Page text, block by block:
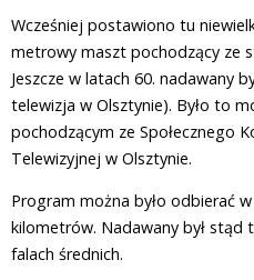
Wcześniej postawiono tu
metrowy maszt pochodzący ze
Jeszcze w latach 60. nadawany
telewizja w Olsztynie). Było to
pochodzącym ze Społecznego
Telewizyjnej w Olsztynie.
Program można było odbierać
kilometrów. Nadawany był stąd
falach średnich.